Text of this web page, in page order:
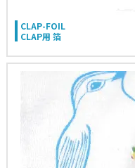
CLAP-FOIL
CLAP用 箔